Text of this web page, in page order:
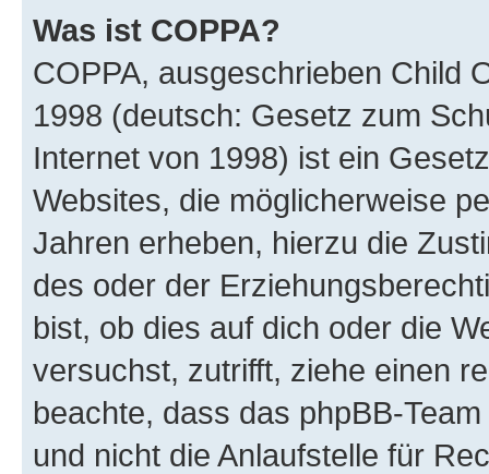
Was ist COPPA?
COPPA, ausgeschrieben Child
1998 (deutsch: Gesetz zum
Internet von 1998) ist ein
Websites, die möglicherweise
Jahren erheben, hierzu die
des oder der
bist, ob dies auf dich oder die
versuchst, zutrifft, ziehe einen
beachte, dass das phpBB-
und nicht die Anlaufstelle für